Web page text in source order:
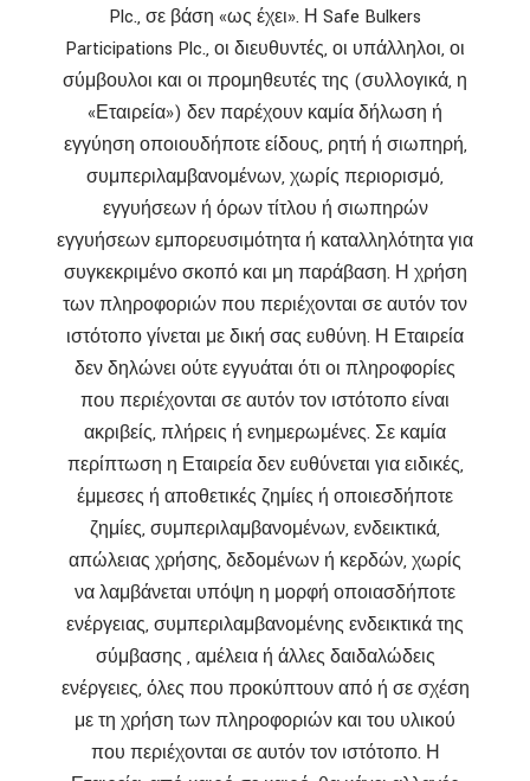
Plc., σε βάση «ως έχει». Η Safe Bulkers
Participations Plc., οι διευθυντές, οι υπάλληλοι, οι
σύμβουλοι και οι προμηθευτές της (συλλογικά, η
«Εταιρεία») δεν παρέχουν καμία δήλωση ή
εγγύηση οποιουδήποτε είδους, ρητή ή σιωπηρή,
συμπεριλαμβανομένων, χωρίς περιορισμό,
εγγυήσεων ή όρων τίτλου ή σιωπηρών
εγγυήσεων εμπορευσιμότητα ή καταλληλότητα για
συγκεκριμένο σκοπό και μη παράβαση. Η χρήση
των πληροφοριών που περιέχονται σε αυτόν τον
ιστότοπο γίνεται με δική σας ευθύνη. Η Εταιρεία
δεν δηλώνει ούτε εγγυάται ότι οι πληροφορίες
που περιέχονται σε αυτόν τον ιστότοπο είναι
ακριβείς, πλήρεις ή ενημερωμένες. Σε καμία
περίπτωση η Εταιρεία δεν ευθύνεται για ειδικές,
έμμεσες ή αποθετικές ζημίες ή οποιεσδήποτε
ζημίες, συμπεριλαμβανομένων, ενδεικτικά,
απώλειας χρήσης, δεδομένων ή κερδών, χωρίς
να λαμβάνεται υπόψη η μορφή οποιασδήποτε
ενέργειας, συμπεριλαμβανομένης ενδεικτικά της
σύμβασης , αμέλεια ή άλλες δαιδαλώδεις
ενέργειες, όλες που προκύπτουν από ή σε σχέση
με τη χρήση των πληροφοριών και του υλικού
που περιέχονται σε αυτόν τον ιστότοπο. Η